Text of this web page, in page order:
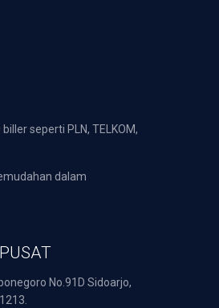
seperti PLN, TELKOM,
dalam
No.91D Sidoarjo,